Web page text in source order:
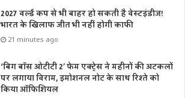
2027 वर्ल्ड कप से भी बाहर हो सकती है वेस्टइंडीज!
भारत के खिलाफ जीत भी नहीं होगी काफी
21 minutes ago
‘बिग बॉस ओटीटी 2’ फेम एक्ट्रेस ने महीनों की अटकलों
पर लगाया विराम, इमोशनल नोट के साथ रिश्ते को
किया ऑफिशियल